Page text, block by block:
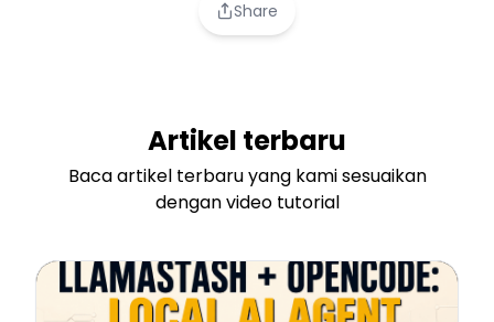
Share
Artikel terbaru
Baca artikel terbaru yang kami sesuaikan
dengan video tutorial